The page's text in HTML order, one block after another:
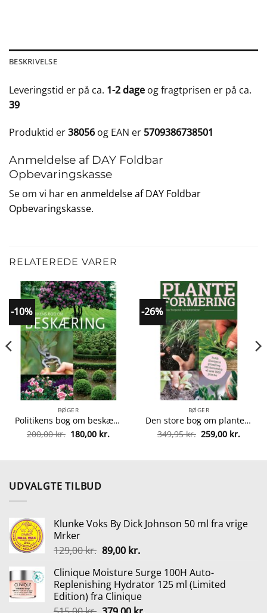
BESKRIVELSE
Leveringstid er på ca. 1-2 dage og fragtprisen er på ca.
39
Produktid er38056 og EAN er 5709386738501
Anmeldelse af DAY Foldbar
Opbevaringskasse
Se om vi har en anmeldelse af DAY Foldbar
Opbevaringskasse.
RELATEREDE VARER
-10%
BØGER
Politikens bog om beskæring – Indbundet fra 9788740032291
200,00kr. Den
oprindelige
200,00 kr..
180,00 kr.
aktuelle
180,00 kr..
-26%
BØGER
Den store bog om planteformering – Hæftet fra 9788740605648
349,95kr. Den
oprindelige
349,95 kr..
259,00 kr.
kr..
UDVALGTE TILBUD
Klunke Voks By Dick Johnson 50 ml fra vrige
Mrker
129,00kr. Den
pris
var:
129,00 kr..
89,00 kr.Den
pris
er:
89,00 kr..
Clinique Moisture Surge 100H Auto-
Replenishing Hydrator 125 ml (Limited
Edition) fra Clinique